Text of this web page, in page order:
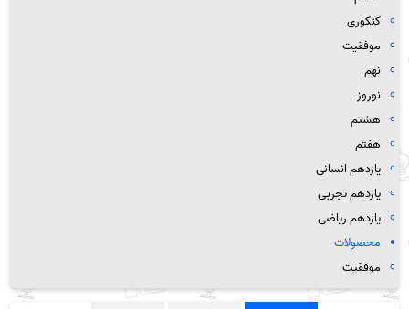
کنکوری
موفقیت
نهم
نوروز
هشتم
هفتم
یازدهم انسانی
یازدهم تجربی
یازدهم ریاضی
محصولات
موفقیت